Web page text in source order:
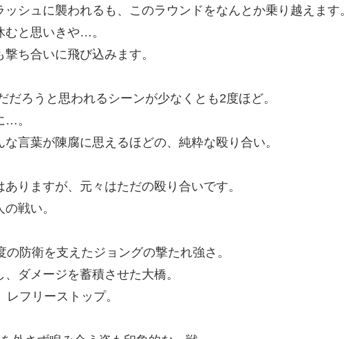
シュに襲われるも、このラウンドをなんとか乗り越えます。
と思いきや…。
ち合いに飛び込みます。
ろうと思われるシーンが少なくとも2度ほど。
…。
言葉が陳腐に思えるほどの、純粋な殴り合い。
りますが、元々はただの殴り合いです。
戦い。
防衛を支えたジョングの撃たれ強さ。
ダメージを蓄積させた大橋。
フリーストップ。